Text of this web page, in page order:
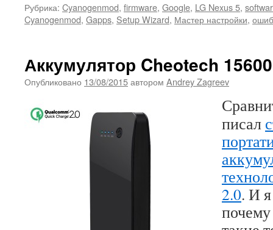
Рубрика: Cyanogenmod, firmware, Google, LG Nexus 5,
Cyanogenmod, Gapps, Setup Wizard, Мастер настройки,
Аккумулятор Cheotech
Опубликовано 13/08/2015автором Andrey Zagreev
писал
2.0. И